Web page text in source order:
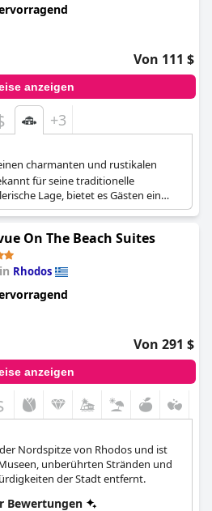
Von 111 $
anzeigen
+3
charmanten und rustikalen
für seine traditionelle
Lage, bietet es Gästen ein
Erlebnis.
On The Beach Suites
Rhodos
Von 291 $
anzeigen
Nordspitze von Rhodos und ist
unberührten Stränden und
der Stadt entfernt.
Bewertungen